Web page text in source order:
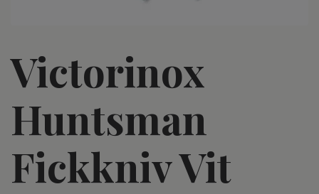
Victorinox
Huntsman
Fickkniv Vit